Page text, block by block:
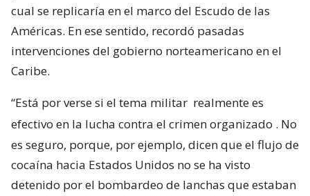
cual se replicaría en el marco del Escudo de las
Américas. En ese sentido, recordó pasadas
intervenciones del gobierno norteamericano en el
Caribe.
“Está por verse si el tema militar realmente es
efectivo en la lucha contra el crimen organizado . No
es seguro, porque, por ejemplo, dicen que el flujo de
cocaína hacia Estados Unidos no se ha visto
detenido por el bombardeo de lanchas que estaban